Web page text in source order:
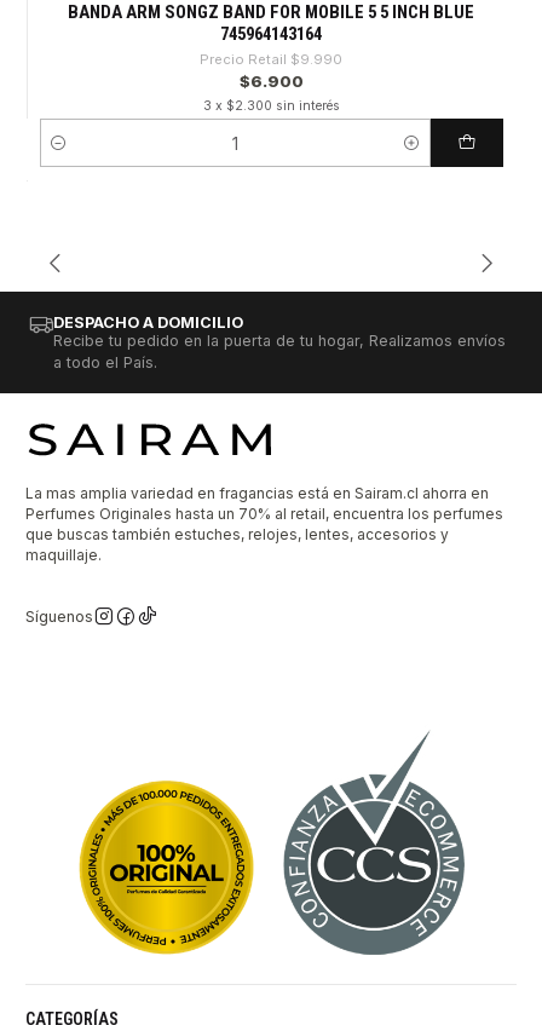
BANDA ARM SONGZ BAND FOR MOBILE 5 5 INCH BLUE
745964143164
Precio Retail $9.990
$6.900
3 x $2.300 sin interés
Cantidad
DESPACHO A DOMICILIO
Recibe tu pedido en la puerta de tu hogar, Realizamos envíos
a todo el País.
La mas amplia variedad en fragancias está en Sairam.cl ahorra en
Perfumes Originales hasta un 70% al retail, encuentra los perfumes
que buscas también estuches, relojes, lentes, accesorios y
maquillaje.
Síguenos
CATEGORÍAS